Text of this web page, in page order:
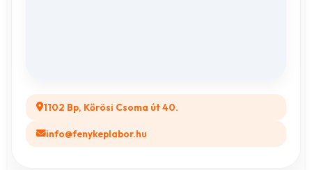
1102 Bp, Kőrösi Csoma út 40.
info@fenykeplabor.hu